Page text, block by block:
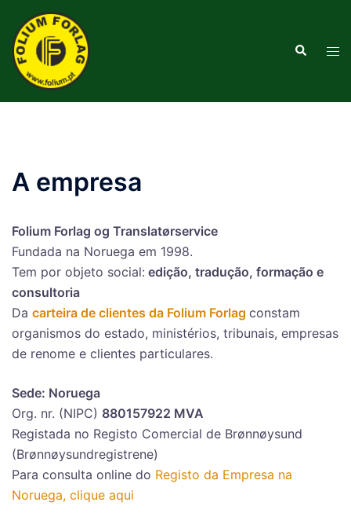
para
conteúdo
Pesquisar
A empresa
Folium Forlag og Translatørservice
Fundada na Noruega em 1998.
Tem por objeto social: edição, tradução, formação e
consultoria
Da carteira de clientes da Folium Forlag constam
organismos do estado, ministérios, tribunais, empresas
de renome e clientes particulares.
Sede: Noruega
Org. nr. (NIPC) 880157922 MVA
Registada no Registo Comercial de Brønnøysund
(Brønnøysundregistrene)
Para consulta online do Registo da Empresa na
Noruega, clique aqui